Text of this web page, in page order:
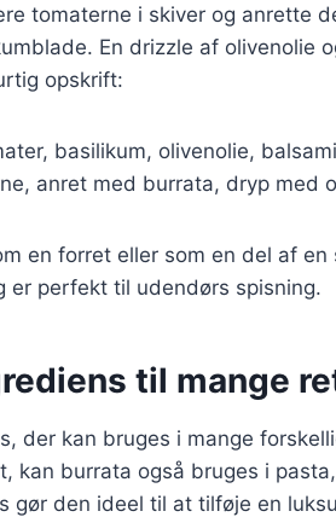
tomaterne i skiver og anrette
En drizzle af olivenolie
opskrift:
basilikum, olivenolie,
anret med burrata, dryp med
en forret eller som en del af en
er perfekt til udendørs spisning.
til mange
der kan bruges i mange
burrata også bruges i
gør den ideel til at tilføje en